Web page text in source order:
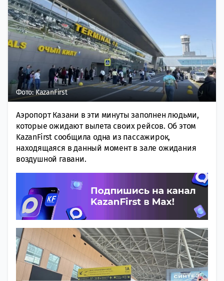
Фото: KazanFirst
Аэропорт Казани в эти минуты заполнен людьми,
которые ожидают вылета своих рейсов. Об этом
KazanFirst сообщила одна из пассажирок,
находящаяся в данный момент в зале ожидания
воздушной гавани.